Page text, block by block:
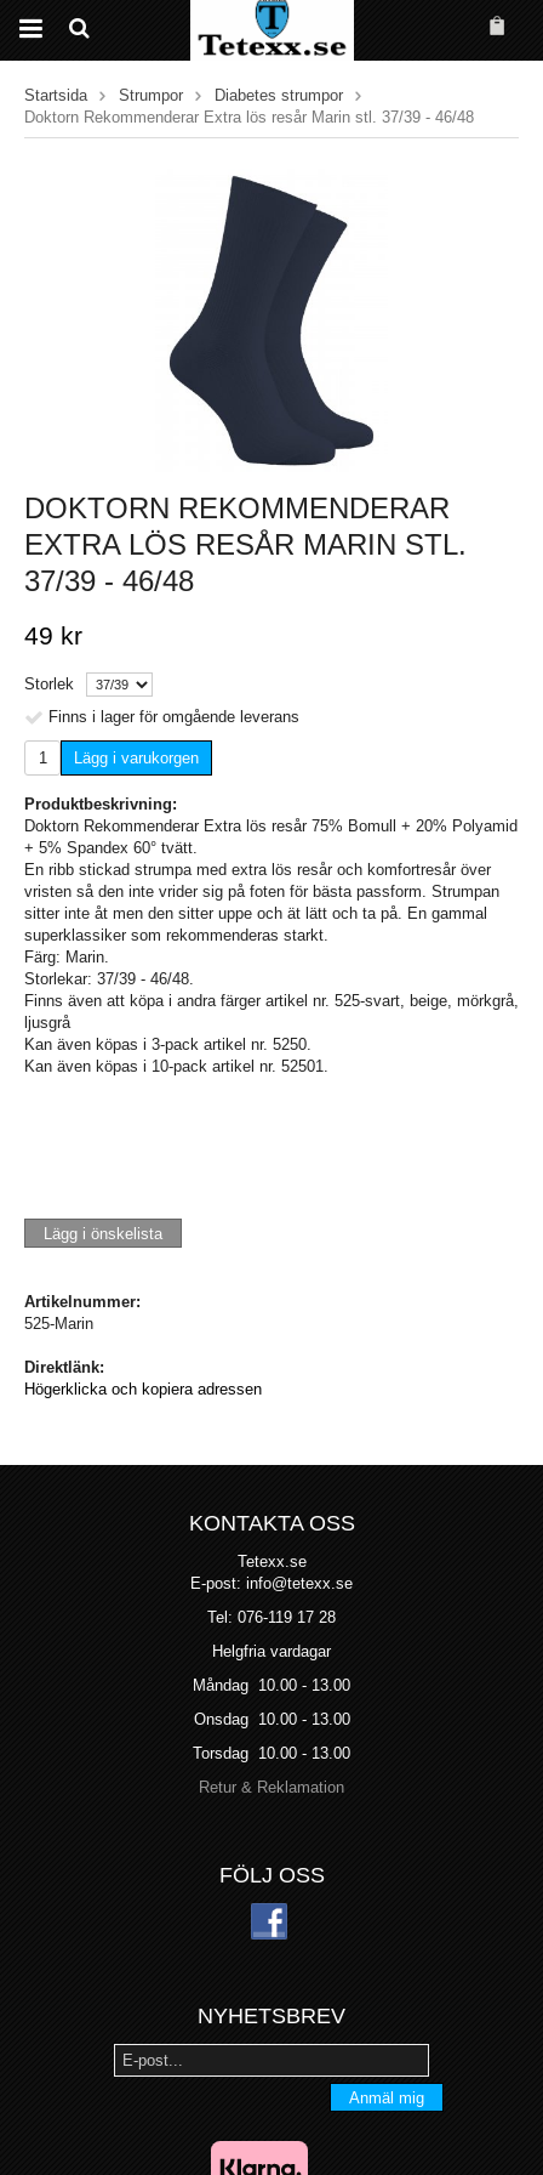
Startsida Strumpor
Diabetes strumpor
Doktorn Rekommenderar Extra lös resår Marin stl. 37/39 - 46/48
DOKTORN REKOMMENDERAR
EXTRA LÖS RESÅR MARIN STL.
37/39 - 46/48
49 kr
Storlek
Finns i lager för omgående leverans
Lägg i varukorgen
Produktbeskrivning:
Doktorn Rekommenderar Extra lös resår 75% Bomull + 20% Polyamid
+ 5% Spandex 60° tvätt.
En ribb stickad strumpa med extra lös resår och komfortresår över
vristen så den inte vrider sig på foten för bästa passform. Strumpan
sitter inte åt men den sitter uppe och ät lätt och ta på. En gammal
superklassiker som rekommenderas starkt.
Färg: Marin.
Storlekar: 37/39 - 46/48.
Finns även att köpa i andra färger artikel nr. 525-svart, beige, mörkgrå,
ljusgrå
Kan även köpas i 3-pack artikel nr. 5250.
Kan även köpas i 10-pack artikel nr. 52501.
Lägg i önskelista
Artikelnummer:
525-Marin
Direktlänk:
Högerklicka och kopiera adressen
KONTAKTA OSS
Tetexx.se
E-post: info@tetexx.se
Tel: 076-119 17 28
Helgfria vardagar
Måndag 10.00 - 13.00
Onsdag 10.00 - 13.00
Torsdag 10.00 - 13.00
Retur & Reklamation
FÖLJ OSS
NYHETSBREV
Anmäl mig